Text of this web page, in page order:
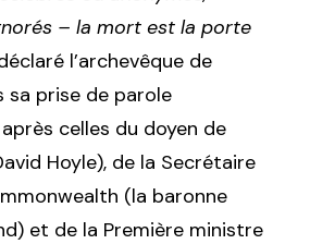
– la mort est la porte
l’archevêque de
sa prise de parole
celles du doyen de
Hoyle), de la Secrétaire
(la baronne
et de la Première ministre